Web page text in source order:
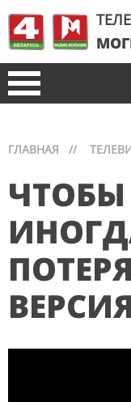
ГЛАВНАЯ //
ЧТОБЫ